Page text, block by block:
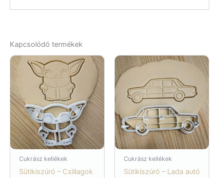
Kapcsolódó termékek
Cukrász kellékek
Sütikiszúró – Csillagok
Cukrász kellékek
Sütikiszúró – Lada autó